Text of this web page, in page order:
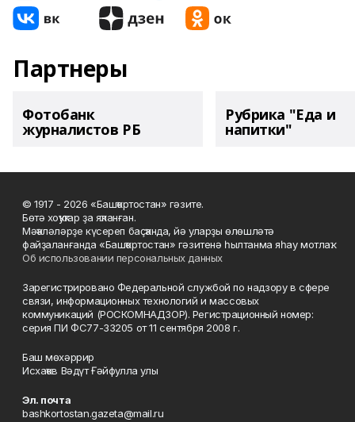
Партнеры
Фотобанк
журналистов РБ
Рубрика "Еда и
напитки"
© 1917 - 2026 «Башҡортостан» гәзите.
Бөтә хоҡуҡтар ҙа яҡланған.
Мәҡәләләрҙе күсереп баҫҡанда, йә уларҙы өлөшләтә
файҙаланғанда «Башҡортостан» гәзитенә һылтанма яһау мотлаҡ.
Об использовании персональных данных
Зарегистрировано Федеральной службой по надзору в сфере
связи, информационных технологий и массовых
коммуникаций (РОСКОМНАДЗОР). Регистрационный номер:
серия ПИ ФС77-33205 от 11 сентября 2008 г.
Баш мөхәррир
Исхаҡов Вәдүт Ғәйфулла улы
Эл. почта
bashkortostan.gazeta@mail.ru